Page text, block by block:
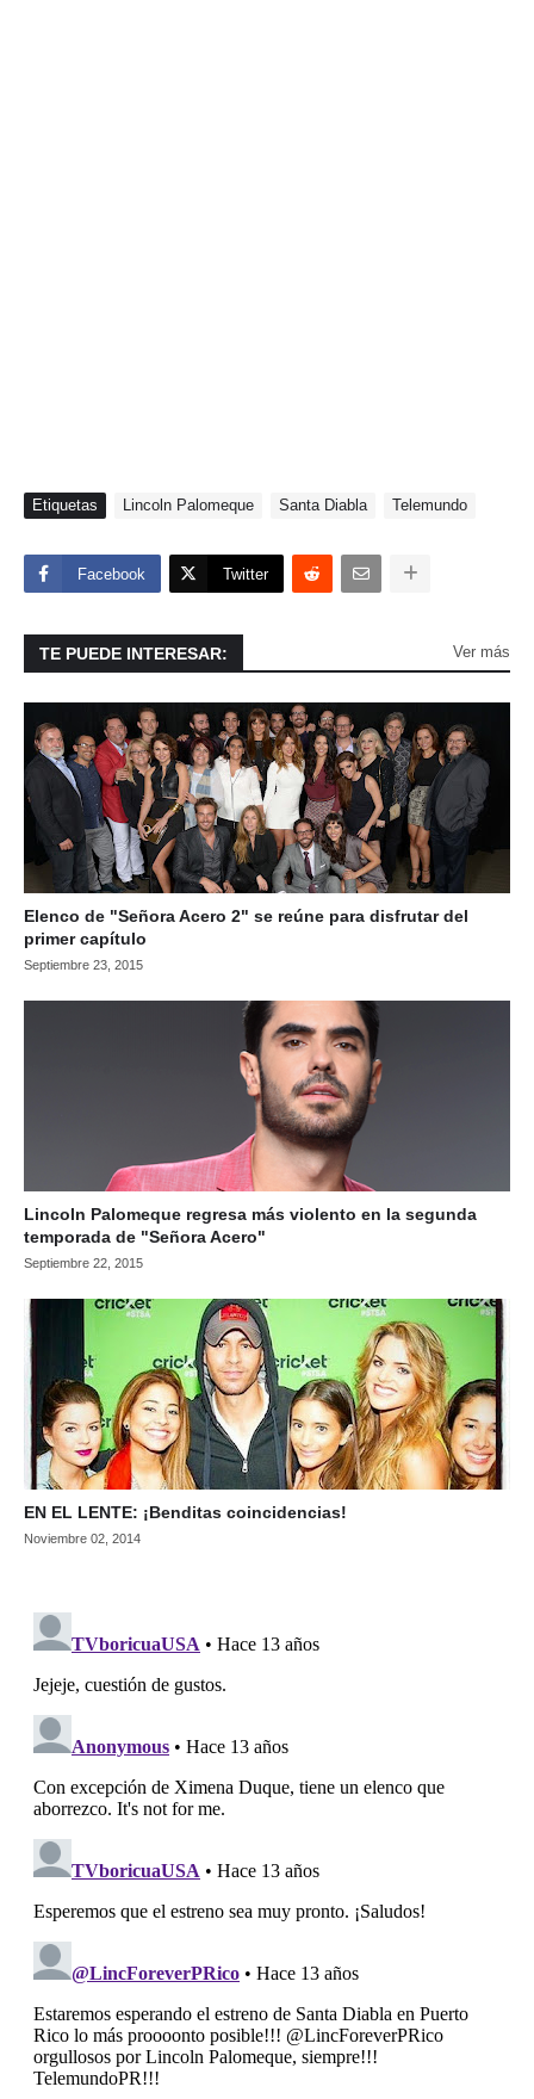
Etiquetas Lincoln Palomeque Santa Diabla Telemundo
Facebook Twitter
TE PUEDE INTERESAR: Ver más
Elenco de "Señora Acero 2" se reúne para disfrutar del
primer capítulo
Septiembre 23, 2015
Lincoln Palomeque regresa más violento en la segunda
temporada de "Señora Acero"
Septiembre 22, 2015
EN EL LENTE: ¡Benditas coincidencias!
Noviembre 02, 2014